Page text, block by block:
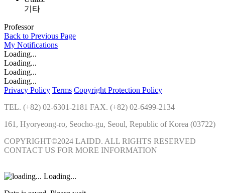
기타
Professor
Back to Previous Page
My Notifications
Loading...
Loading...
Loading...
Loading...
Privacy Policy Terms Copyright Protection Policy
TEL. (+82) 02-6301-2181 FAX. (+82) 02-6499-2134
161, Hyoryeong-ro, Seocho-gu, Seoul, Republic of Korea (03722)
COPYRIGHT©2024 LAIDD. ALL RIGHTS RESERVED
CONTACT US FOR MORE INFORMATION
Loading...